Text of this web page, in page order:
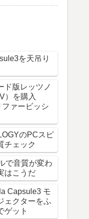
を天吊り
ド版レッツノ
）を購入
ファービッシ
のPCスピ
チェック
で音質が変わ
はこうだ
Capsule3 モ
ェクターをふ
ゲット